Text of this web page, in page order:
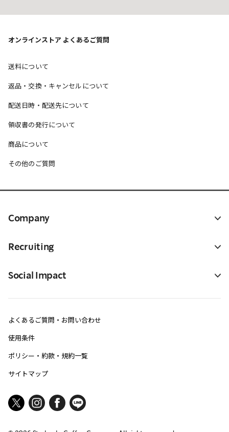
オンラインストア よくあるご質問
送料について
返品・交換・キャンセルについて
配送日時・配送先について
領収書の発行について
商品について
その他のご質問
Company
Recruiting
Social Impact
よくあるご質問・お問い合わせ
使用条件
ポリシー・約款・規約一覧
サイトマップ